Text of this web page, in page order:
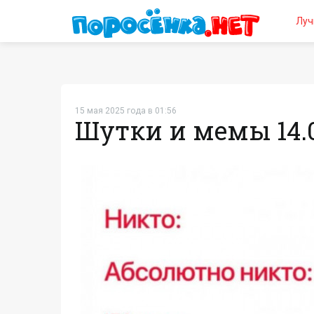
15 мая 2025 года в 01:56
Шутки и мемы